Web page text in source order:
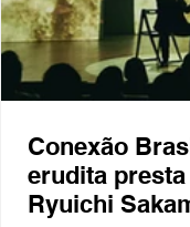
Conexão
erudita
Ryuichi